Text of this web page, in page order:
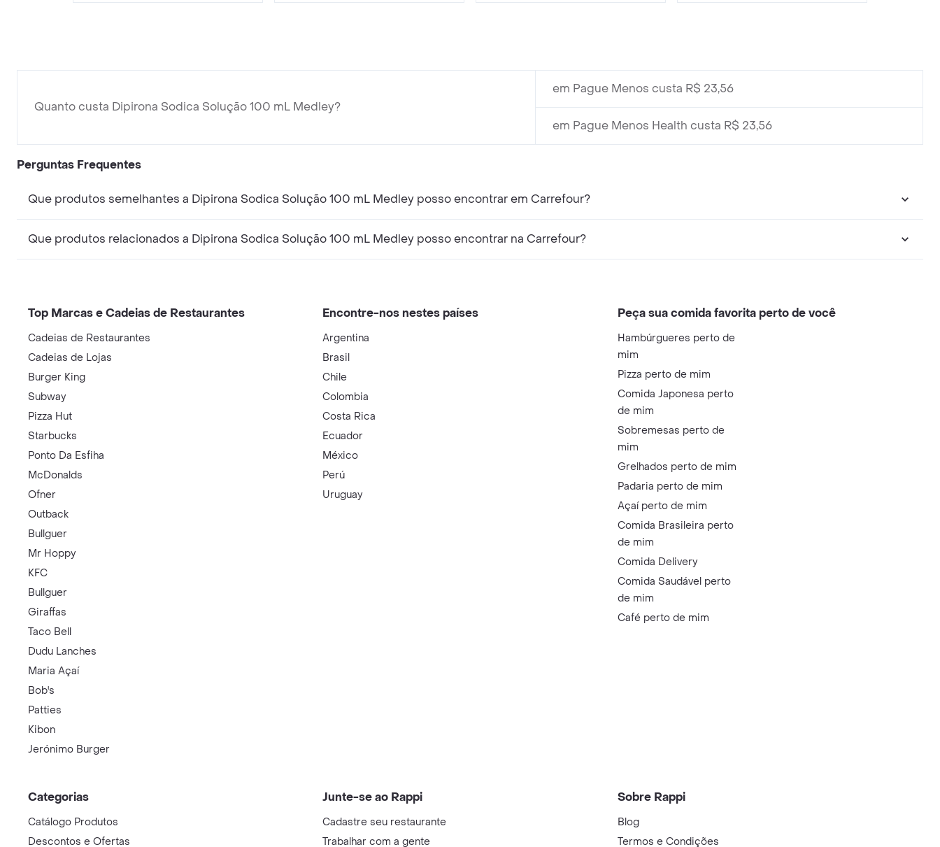
Quanto custa Dipirona Sodica Solução 100 mL Medley?
em Pague Menos custa R$ 23,56
em Pague Menos Health custa R$ 23,56
Perguntas Frequentes
Que produtos semelhantes a Dipirona Sodica Solução 100 mL Medley posso encontrar em Carrefour?
Que produtos relacionados a Dipirona Sodica Solução 100 mL Medley posso encontrar na Carrefour?
Top Marcas e Cadeias de Restaurantes
Cadeias de Restaurantes
Cadeias de Lojas
Burger King
Subway
Pizza Hut
Starbucks
Ponto Da Esfiha
McDonalds
Ofner
Outback
Bullguer
Mr Hoppy
KFC
Bullguer
Giraffas
Taco Bell
Dudu Lanches
Maria Açaí
Bob's
Patties
Kibon
Jerónimo Burger
Encontre-nos nestes países
Argentina
Brasil
Chile
Colombia
Costa Rica
Ecuador
México
Perú
Uruguay
Peça sua comida favorita perto de você
Hambúrgueres perto de
mim
Pizza perto de mim
Comida Japonesa perto
de mim
Sobremesas perto de
mim
Grelhados perto de mim
Padaria perto de mim
Açaí perto de mim
Comida Brasileira perto
de mim
Comida Delivery
Comida Saudável perto
de mim
Café perto de mim
Categorias
Catálogo Produtos
Descontos e Ofertas
Junte-se ao Rappi
Cadastre seu restaurante
Trabalhar com a gente
Sobre Rappi
Blog
Termos e Condições